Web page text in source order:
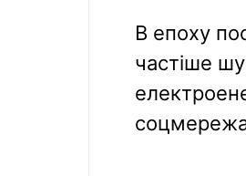
В епоху
частіше